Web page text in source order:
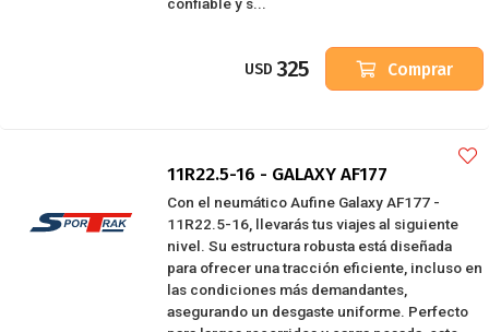
USD 325 Comprar
11R22.5-16 - GALAXY AF177
Con el neumático Aufine Galaxy AF177 -
11R22.5-16, llevarás tus viajes al siguiente
nivel. Su estructura robusta está diseñada
para ofrecer una tracción eficiente, incluso en
las condiciones más demandantes,
asegurando un desgaste uniforme. Perfecto